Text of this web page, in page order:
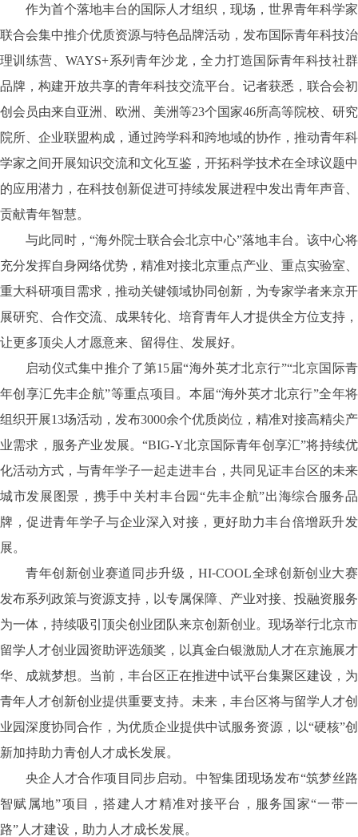
作为首个落地丰台的国际人才组织，现场，世界青年科学家
联合会集中推介优质资源与特色品牌活动，发布国际青年科技治
理训练营、WAYS+系列青年沙龙，全力打造国际青年科技社群
品牌，构建开放共享的青年科技交流平台。记者获悉，联合会初
创会员由来自亚洲、欧洲、美洲等23个国家46所高等院校、研究
院所、企业联盟构成，通过跨学科和跨地域的协作，推动青年科
学家之间开展知识交流和文化互鉴，开拓科学技术在全球议题中
的应用潜力，在科技创新促进可持续发展进程中发出青年声音、
贡献青年智慧。
与此同时，“海外院士联合会北京中心”落地丰台。该中心将
充分发挥自身网络优势，精准对接北京重点产业、重点实验室、
重大科研项目需求，推动关键领域协同创新，为专家学者来京开
展研究、合作交流、成果转化、培育青年人才提供全方位支持，
让更多顶尖人才愿意来、留得住、发展好。
启动仪式集中推介了第15届“海外英才北京行”“北京国际青
年创享汇先丰企航”等重点项目。本届“海外英才北京行”全年将
组织开展13场活动，发布3000余个优质岗位，精准对接高精尖产
业需求，服务产业发展。“BIG-Y北京国际青年创享汇”将持续优
化活动方式，与青年学子一起走进丰台，共同见证丰台区的未来
城市发展图景，携手中关村丰台园“先丰企航”出海综合服务品
牌，促进青年学子与企业深入对接，更好助力丰台倍增跃升发
展。
青年创新创业赛道同步升级，HI⁃COOL全球创新创业大赛
发布系列政策与资源支持，以专属保障、产业对接、投融资服务
为一体，持续吸引顶尖创业团队来京创新创业。现场举行北京市
留学人才创业园资助评选颁奖，以真金白银激励人才在京施展才
华、成就梦想。当前，丰台区正在推进中试平台集聚区建设，为
青年人才创新创业提供重要支持。未来，丰台区将与留学人才创
业园深度协同合作，为优质企业提供中试服务资源，以“硬核”创
新加持助力青创人才成长发展。
央企人才合作项目同步启动。中智集团现场发布“筑梦丝路
智赋属地”项目，搭建人才精准对接平台，服务国家“一带一
路”人才建设，助力人才成长发展。